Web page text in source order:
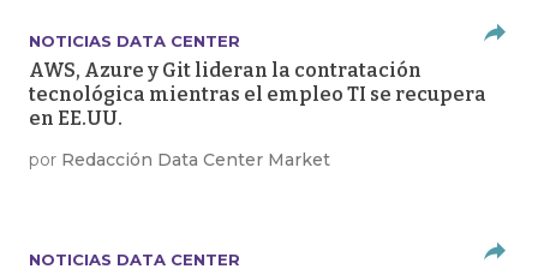
NOTICIAS DATA CENTER
AWS, Azure y Git lideran la contratación
tecnológica mientras el empleo TI se recupera
en EE.UU.
por Redacción Data Center Market
NOTICIAS DATA CENTER